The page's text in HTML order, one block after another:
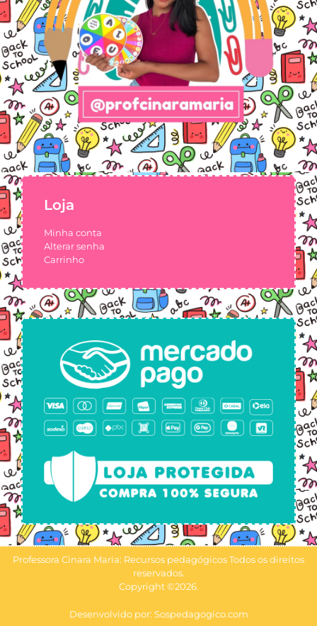
Loja
Minha conta
Alterar senha
Carrinho
Professora Cinara Maria: Recursos pedagógicos Todos os direitos
reservados.
Copyright ©2026.
Desenvolvido por: Sospedagogico.com